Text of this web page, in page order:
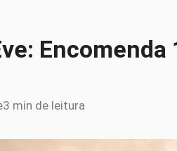
3 min de leitura